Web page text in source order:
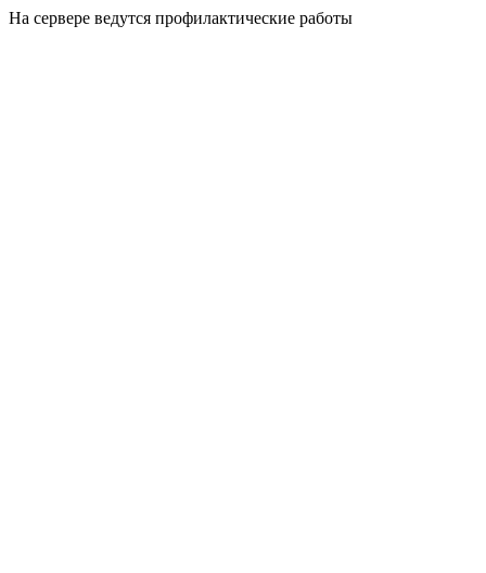
На сервере ведутся профилактические работы